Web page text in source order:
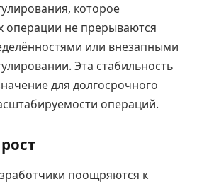
которое
операции не прерываются
или внезапными
Эта стабильность
для долгосрочного
операций.
поощряются к